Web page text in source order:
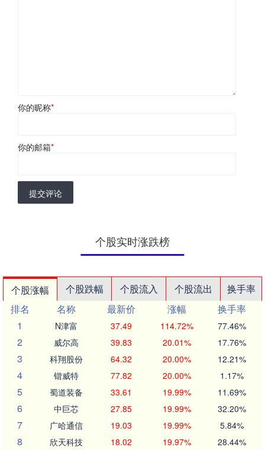
你的昵称*
你的邮箱*
提交评论
个股实时涨跌榜
个股涨幅 个股跌幅 个股流入 个股流出
换手率
排名
名称 最新价 涨幅
换手率
1
N津富 37.49 114.72% 77.46%
2 威尔高 39.83 20.01% 17.76%
3 科翔股份 64.32 20.00% 12.21%
4 锴威特 77.82 20.00% 1.17%
5 蜀道装备 33.61 19.99% 11.69%
6 中巨芯 27.85 19.99% 32.20%
7 广哈通信 19.03 19.99% 5.84%
8 欣天科技 18.02 19.97% 28.44%